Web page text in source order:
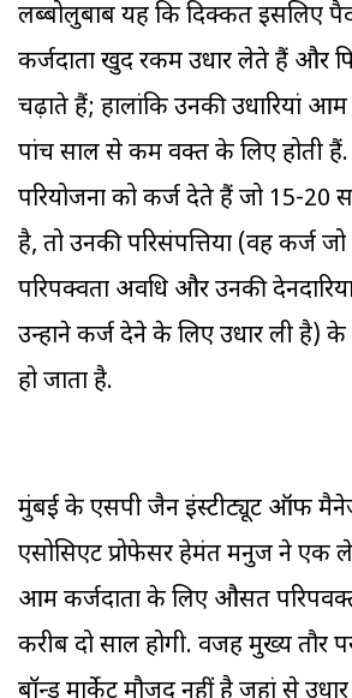
लब्बोलुबाब यह कि दिक्कत इसलिए
कर्जदाता खुद रकम उधार लेते हैं और
चढ़ाते हैं; हालांकि उनकी उधारियां आम
पांच साल से कम वक्त के लिए होती
परियोजना को कर्ज देते हैं जो 15-20
है, तो उनकी परिसंपत्तियों (वह कर्ज जो
परिपक्वता अवधि और उनकी
उन्होंने कर्ज देने के लिए उधार ली है)
हो जाता है.
मुंबई के एसपी जैन इंस्टीट्यूट ऑफ
एसोसिएट प्रोफेसर हेमंत मनुज ने
आम कर्जदाता के लिए औसत
करीब दो साल होगी. वजह मुख्य तौर